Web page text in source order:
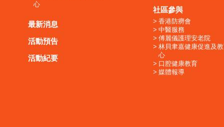
心
最新消息
活動預告
活動紀要
社區參與
香港防癆會
中醫服務
傅麗儀護理安老院
林貝聿嘉健康促進及
心
口腔健康教育
媒體報導